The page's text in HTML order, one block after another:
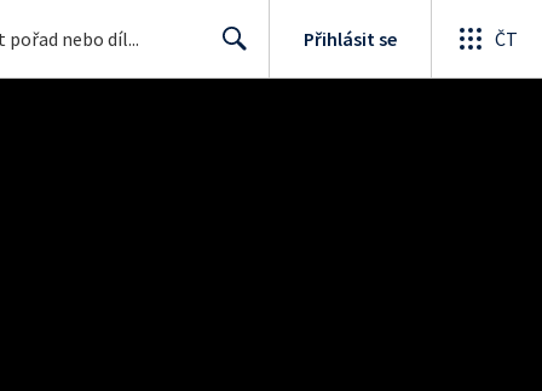
Přihlásit se ČT